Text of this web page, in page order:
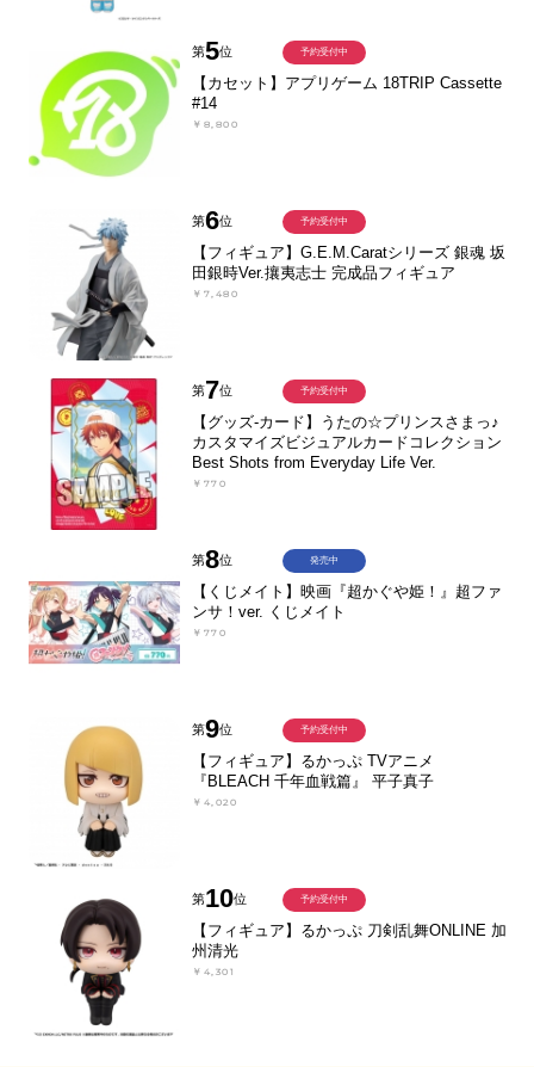
第5位
【カセット】アプリゲーム 18TRIP Cassette
#14
￥8,800
予約受付中
第6位
【フィギュア】G.E.M.Caratシリーズ 銀魂 坂
田銀時Ver.攘夷志士 完成品フィギュア
￥7,480
予約受付中
第7位
【グッズ-カード】うたの☆プリンスさまっ♪
カスタマイズビジュアルカードコレクション
Best Shots from Everyday Life Ver.
￥770
予約受付中
第8位
【くじメイト】映画『超かぐや姫！』超ファ
ンサ！ver. くじメイト
￥770
発売中
第9位
【フィギュア】るかっぷ TVアニメ
『BLEACH 千年血戦篇』 平子真子
￥4,020
予約受付中
第10位
【フィギュア】るかっぷ 刀剣乱舞ONLINE 加
州清光
￥4,301
予約受付中